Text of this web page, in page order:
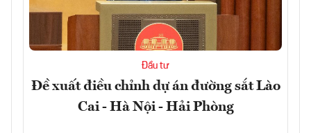
Đầu tư
Đề xuất điều chỉnh dự án đường sắt Lào
Cai - Hà Nội - Hải Phòng